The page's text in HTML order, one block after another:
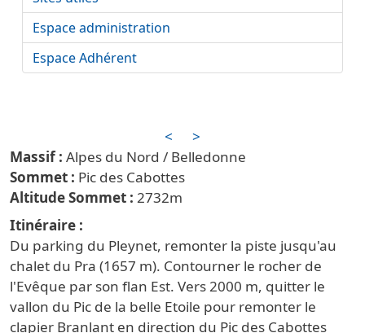
<
>
Alpes du Nord / Belledonne
Pic des Cabottes
2732
Itinéraire
Du parking du Pleynet, remonter la piste jusqu'au
chalet du Pra (1657 m). Contourner le rocher de
l'Evêque par son flan Est. Vers 2000 m, quitter le
vallon du Pic de la belle Etoile pour remonter le
clapier Branlant en direction du Pic des Cabottes
Espace administration
Espace Adhérent